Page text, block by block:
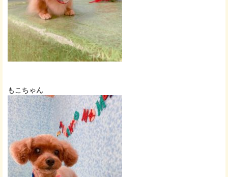
もこちゃん